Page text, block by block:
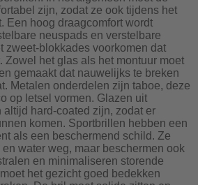
zijn, zodat ze ook tijdens het
Een hoog draagcomfort wordt
neuspads en verstelbare
zweet-blokkades voorkomen dat
Zowel het glas als het montuur moet
gemaakt dat nauwelijks te breken
Metalen onderdelen zijn taboe, deze
op letsel vormen. Glazen uit
altijd hard-coated zijn, zodat er
komen. Sportbrillen hebben een
als een beschermend schild. Ze
water weg, maar beschermen ook
en minimaliseren storende
het gezicht goed bedekken